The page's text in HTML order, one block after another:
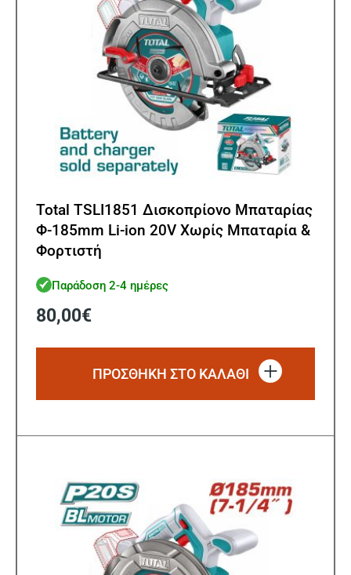
Total TSLI1851 Δισκοπρίονο Μπαταρίας
Φ-185mm Li-ion 20V Χωρίς Μπαταρία &
Φορτιστή
Παράδοση 2-4 ημέρες
80,00€
ΠΡΟΣΘΗΚΗ ΣΤΟ ΚΑΛΑΘΙ